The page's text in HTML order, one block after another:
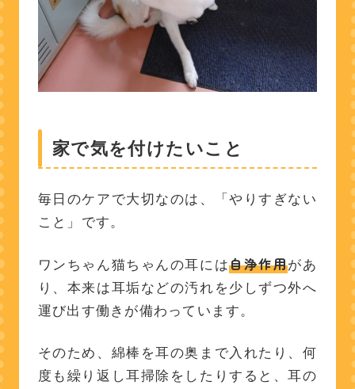
家で気を付けたいこと
毎日のケアで大切なのは、「やりすぎない
こと」です。
ワンちゃん猫ちゃんの耳には自浄作用があ
り、本来は耳垢などの汚れを少しずつ外へ
運び出す働きが備わっています。
そのため、綿棒を耳の奥まで入れたり、何
度も繰り返し耳掃除をしたりすると、耳の